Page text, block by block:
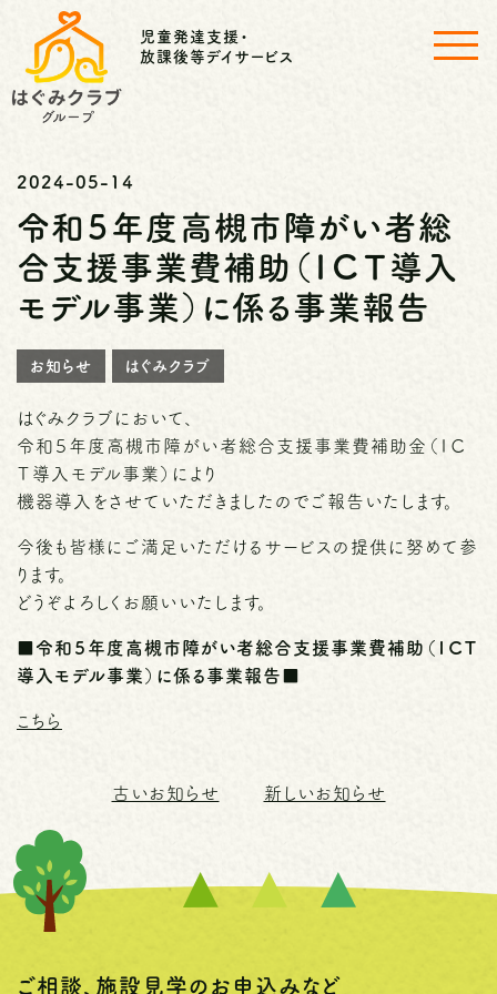
児童発達支援・
放課後等デイサービス
2024-05-14
令和５年度高槻市障がい者総
合支援事業費補助（ＩＣＴ導入
モデル事業）に係る事業報告
お知らせ はぐみクラブ
はぐみクラブにおいて、
令和５年度高槻市障がい者総合支援事業費補助金（ＩＣ
Ｔ導入モデル事業）により
機器導入をさせていただきましたのでご報告いたします。
今後も皆様にご満足いただけるサービスの提供に努めて参
ります。
どうぞよろしくお願いいたします。
■令和５年度高槻市障がい者総合支援事業費補助（ＩＣＴ
導入モデル事業）に係る事業報告■
こちら
古いお知らせ 新しいお知らせ
ご相談、施設見学のお申込みなど